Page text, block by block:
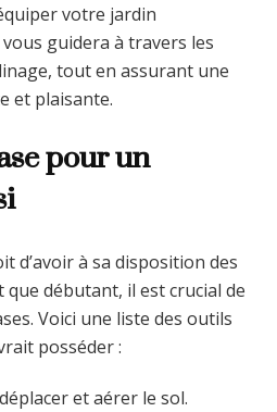
votre jardin
guidera à travers les
tout en assurant une
et plaisante.
pour un
d’avoir à sa disposition des
débutant, il est crucial de
Voici une liste des outils
posséder :
et aérer le sol.